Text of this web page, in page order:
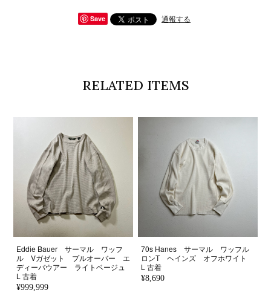
Save 通報する
RELATED ITEMS
Eddie Bauer サーマル ワッフ
ル Vガゼット プルオーバー エ
ディーバウアー ライトベージュ
L 古着
¥999,999
70s Hanes サーマル ワッフル
ロンT ヘインズ オフホワイト
L 古着
¥8,690